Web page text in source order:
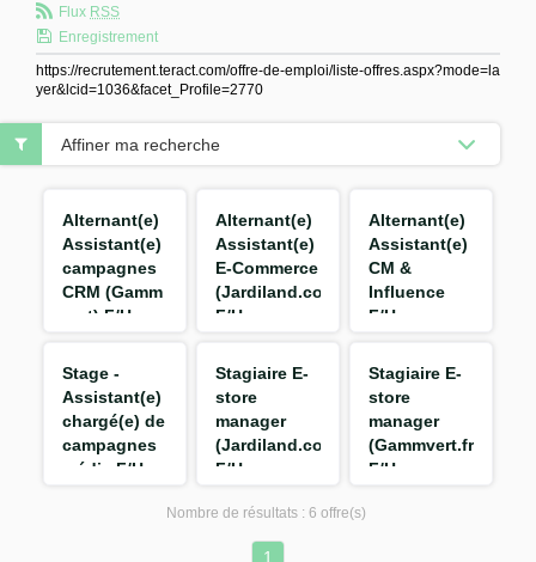
Flux RSS
Enregistrement
https://recrutement.teract.com/offre-de-emploi/liste-offres.aspx?mode=la
yer&lcid=1036&facet_Profile=2770
Alternant(e)
Assistant(e)
campagnes
CRM (Gamm
vert) F/H
Alternant(e)
Assistant(e)
E-Commerce
(Jardiland.com)
F/H
Alternant(e)
Assistant(e)
CM &
Influence
F/H
Stage -
Assistant(e)
chargé(e) de
campagnes
média F/H
Stagiaire E-
store
manager
(Jardiland.com)
F/H
Stagiaire E-
store
manager
(Gammvert.fr)
F/H
Affiner ma recherche
Nombre de résultats : 6 offre(s)
1